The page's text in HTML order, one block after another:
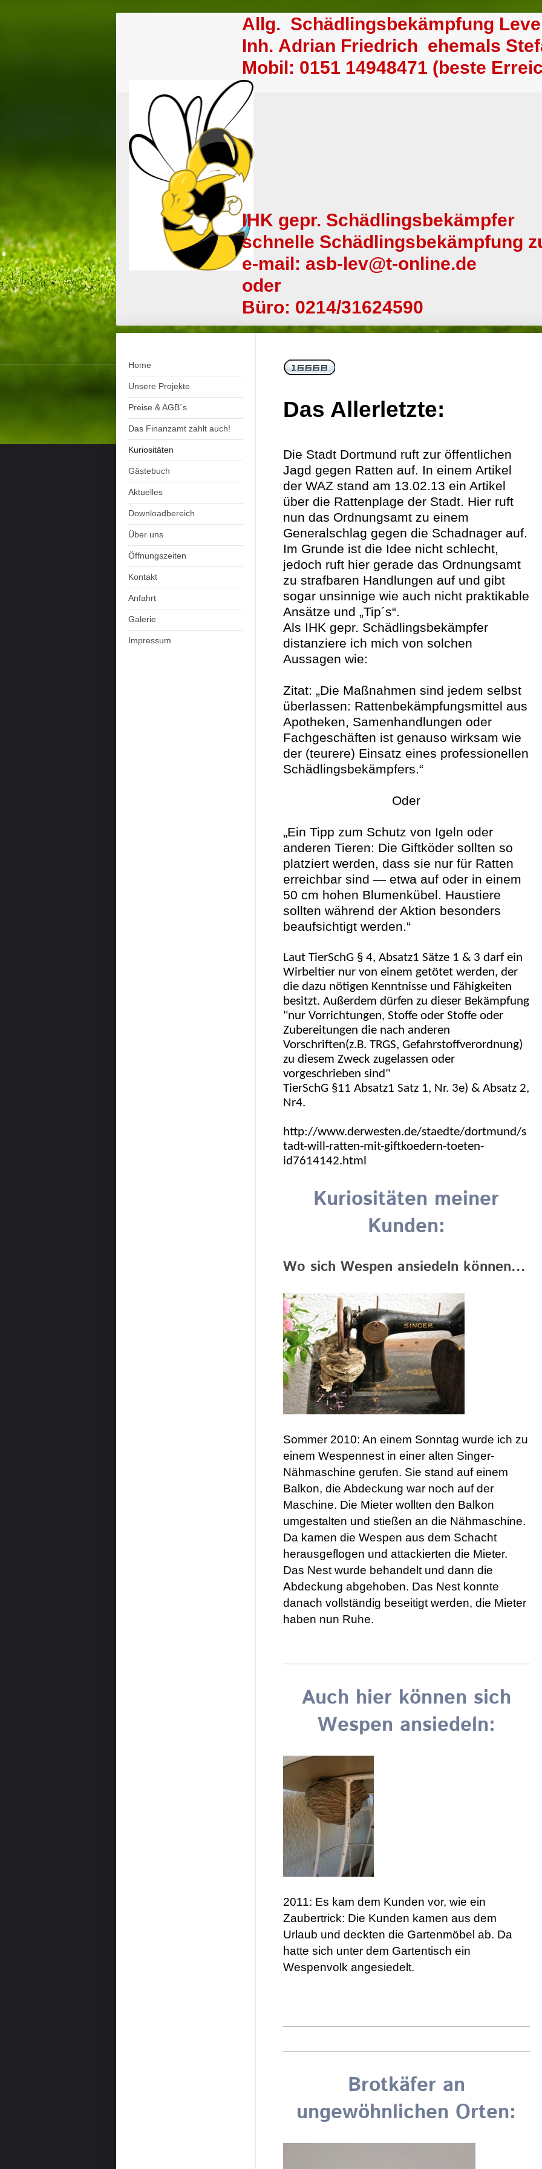
Allg. Schädlingsbekämpfung
Inh. Adrian Friedrich ehemals
Mobil: 0151 14948471 (beste
IHK gepr. Schädlingsbekämpfer
schnelle Schädlingsbekämpfung
e-mail: asb-lev@t-online.de
oder
Büro: 0214/31624590
Home
Unsere Projekte
Preise & AGB´s
Das Finanzamt zahlt auch!
Kuriositäten
Gästebuch
Aktuelles
Downloadbereich
Über uns
Öffnungszeiten
Kontakt
Anfahrt
Galerie
Impressum
Das Allerletzte:
Die Stadt Dortmund ruft zur öffentlichen
Jagd gegen Ratten auf. In einem Artikel
der WAZ stand am 13.02.13 ein Artikel
über die Rattenplage der Stadt. Hier ruft
nun das Ordnungsamt zu einem
Generalschlag gegen die Schadnager auf.
Im Grunde ist die Idee nicht schlecht,
jedoch ruft hier gerade das Ordnungsamt
zu strafbaren Handlungen auf und gibt
sogar unsinnige wie auch nicht praktikable
Ansätze und „Tip´s“.
Als IHK gepr. Schädlingsbekämpfer
distanziere ich mich von solchen
Aussagen wie:
Zitat: „Die Maßnahmen sind jedem selbst
überlassen: Rattenbekämpfungsmittel aus
Apotheken, Samenhandlungen oder
Fachgeschäften ist genauso wirksam wie
der (teurere) Einsatz eines professionellen
Schädlingsbekämpfers.“
Oder
„Ein Tipp zum Schutz von Igeln oder
anderen Tieren: Die Giftköder sollten so
platziert werden, dass sie nur für Ratten
erreichbar sind — etwa auf oder in einem
50 cm hohen Blumenkübel. Haustiere
sollten während der Aktion besonders
beaufsichtigt werden.“
Laut TierSchG § 4, Absatz1 Sätze 1 & 3 darf ein
Wirbeltier nur von einem getötet werden, der
die dazu nötigen Kenntnisse und Fähigkeiten
besitzt. Außerdem dürfen zu dieser Bekämpfung
"nur Vorrichtungen, Stoffe oder Stoffe oder
Zubereitungen die nach anderen
Vorschriften(z.B. TRGS, Gefahrstoffverordnung)
zu diesem Zweck zugelassen oder
vorgeschrieben sind"
TierSchG §11 Absatz1 Satz 1, Nr. 3e) & Absatz 2,
Nr4.
http://www.derwesten.de/staedte/dortmund/s
tadt-will-ratten-mit-giftkoedern-toeten-
id7614142.html
Kuriositäten meiner
Kunden:
Wo sich Wespen ansiedeln können...
Sommer 2010: An einem Sonntag wurde ich zu
einem Wespennest in einer alten Singer-
Nähmaschine gerufen. Sie stand auf einem
Balkon, die Abdeckung war noch auf der
Maschine. Die Mieter wollten den Balkon
umgestalten und stießen an die Nähmaschine.
Da kamen die Wespen aus dem Schacht
herausgeflogen und attackierten die Mieter.
Das Nest wurde behandelt und dann die
Abdeckung abgehoben. Das Nest konnte
danach vollständig beseitigt werden, die Mieter
haben nun Ruhe.
Auch hier können sich
Wespen ansiedeln:
2011: Es kam dem Kunden vor, wie ein
Zaubertrick: Die Kunden kamen aus dem
Urlaub und deckten die Gartenmöbel ab. Da
hatte sich unter dem Gartentisch ein
Wespenvolk angesiedelt.
Brotkäfer an
ungewöhnlichen Orten: